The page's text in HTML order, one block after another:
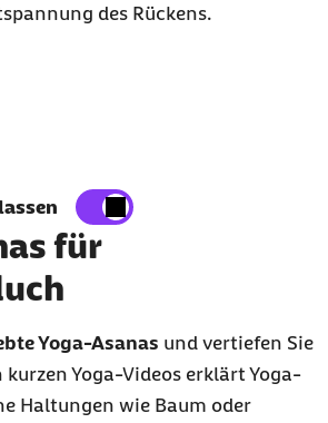
des Rückens.
für
Yoga-Asanas und vertiefen Sie
kurzen Yoga-Videos erklärt Yoga-
Haltungen wie Baum oder